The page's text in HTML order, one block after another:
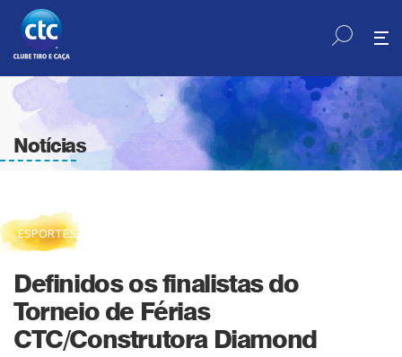
Notícias
ESPORTES
Definidos os finalistas do
Torneio de Férias
CTC/Construtora Diamond